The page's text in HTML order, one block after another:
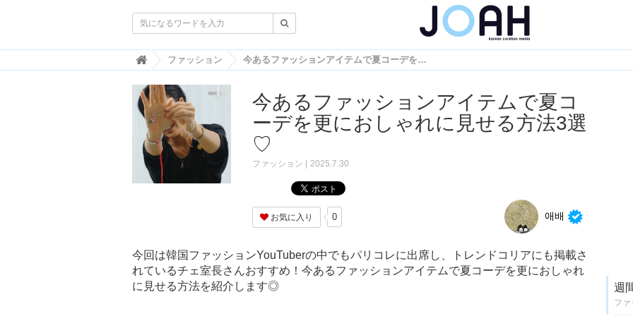
韓
国
ト
レ
ン
ド
情
報
韓
国
J
O
A
H
ファッション 今あるファッションアイテムで夏コーデを更におしゃれに見せる方法3選♡
今あるファッションアイテムで夏コ
ーデを更におしゃれに見せる方法3選
♡
ファッション 2025.7.30
お気に入り 0 애배
今回は韓国ファッションYouTuberの中でもパリコレに出席し、トレンドコリアにも掲載さ
れているチェ室長さんおすすめ！今あるファッションアイテムで夏コーデを更におしゃれ
に見せる方法を紹介します◎
週
フ